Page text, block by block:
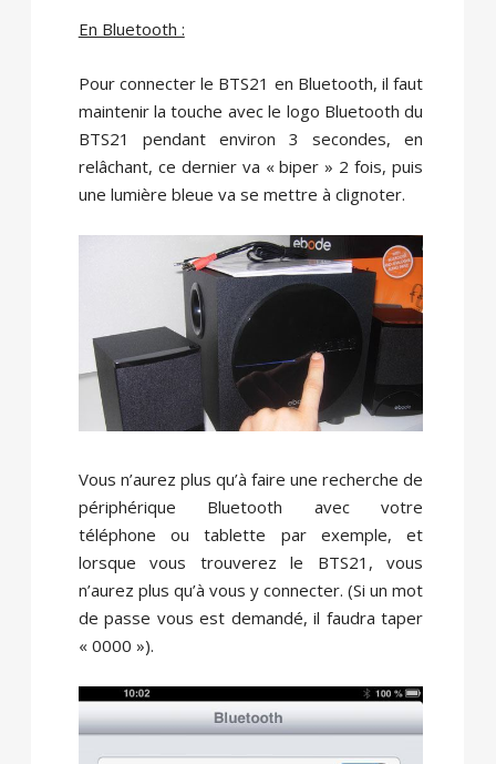
En Bluetooth :
Pour connecter le BTS21 en Bluetooth, il faut
maintenir la touche avec le logo Bluetooth du
BTS21 pendant environ 3 secondes, en
relâchant, ce dernier va « biper » 2 fois, puis
une lumière bleue va se mettre à clignoter.
Vous n’aurez plus qu’à faire une recherche de
périphérique Bluetooth avec votre
téléphone ou tablette par exemple, et
lorsque vous trouverez le BTS21, vous
n’aurez plus qu’à vous y connecter. (Si un mot
de passe vous est demandé, il faudra taper
« 0000 »).